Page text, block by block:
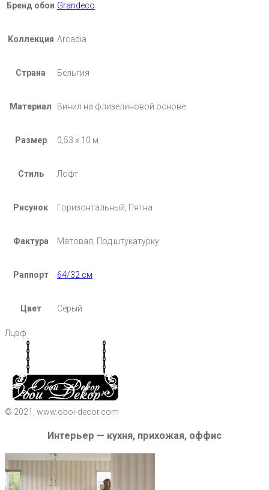
Бренд обои Grandeco
Коллекция Arcadia
Страна Бельгия
Материал Винил на флизелиновой основе
Размер 0,53 х 10 м
Стиль Лофт
Рисунок Горизонтальный, Пятна
Фактура Матовая, Под штукатурку
Раппорт 64/32 см
Цвет Серый
Лцвф
© 2021, www.oboi-decor.com
Интерьер — кухня, прихожая, оффис